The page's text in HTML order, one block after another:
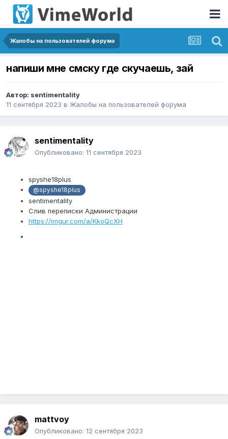
Жалобы на пользователей форума
напиши мне смску где скучаешь, зай
Автор: sentimentality
11 сентября 2023 в Жалобы на пользователей форума
sentimentality
Опубликовано: 11 сентября 2023
spyshe18plus
@spyshe18plus
sentimentality
Слив переписки Администрации
https://imgur.com/a/KkoQcXH
mattvoy
Опубликовано: 12 сентября 2023